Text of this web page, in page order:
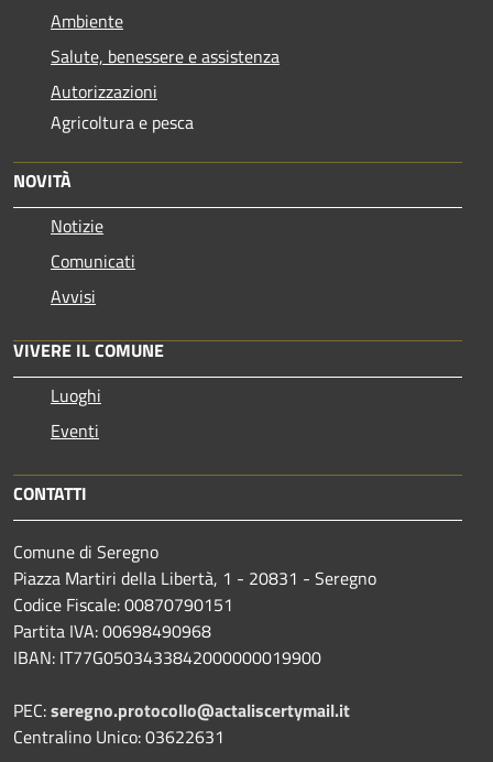
Ambiente
Salute, benessere e assistenza
Autorizzazioni
Agricoltura e pesca
NOVITÀ
Notizie
Comunicati
Avvisi
VIVERE IL COMUNE
Luoghi
Eventi
CONTATTI
Comune di Seregno
Piazza Martiri della Libertà, 1 - 20831 - Seregno
Codice Fiscale: 00870790151
Partita IVA: 00698490968
IBAN: IT77G0503433842000000019900
PEC:seregno.protocollo@actaliscertymail.it
Centralino Unico: 03622631